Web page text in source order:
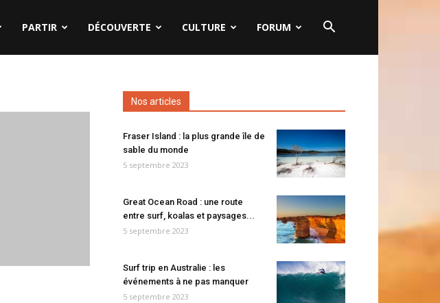
PARTIR DÉCOUVERTE CULTURE FORUM
Nos articles
Fraser Island : la plus grande île de
sable du monde
5 septembre 2023
Great Ocean Road : une route
entre surf, koalas et paysages...
5 septembre 2023
Surf trip en Australie : les
événements à ne pas manquer
5 septembre 2023